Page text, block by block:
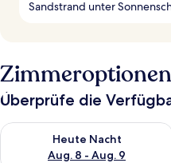
Sandstrand unter
Zimmeroptionen
Überprüfe die
Heute Nacht
Aug. 8 - Aug. 9
Überprüfe die Verfügbarkeit